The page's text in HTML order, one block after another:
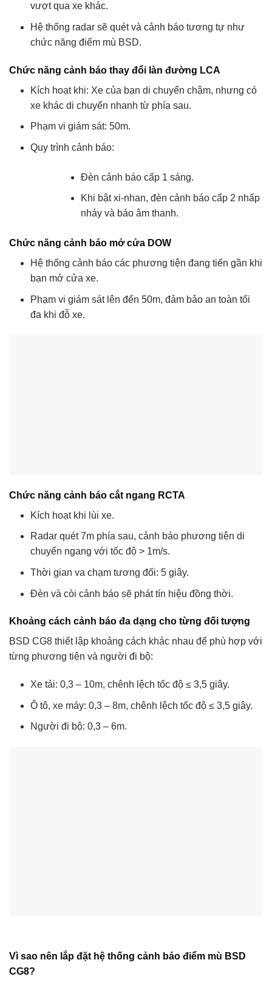
vượt qua xe khác.
Hệ thống radar sẽ quét và cảnh báo tương tự như
chức năng điểm mù BSD.
Chức năng cảnh báo thay đổi làn đường LCA
Kích hoạt khi: Xe của bạn di chuyển chậm, nhưng có
xe khác di chuyển nhanh từ phía sau.
Phạm vi giám sát: 50m.
Quy trình cảnh báo:
Đèn cảnh báo cấp 1 sáng.
Khi bật xi-nhan, đèn cảnh báo cấp 2 nhấp
nháy và báo âm thanh.
Chức năng cảnh báo mở cửa DOW
Hệ thống cảnh báo các phương tiện đang tiến gần khi
bạn mở cửa xe.
Phạm vi giám sát lên đến 50m, đảm bảo an toàn tối
đa khi đỗ xe.
Chức năng cảnh báo cắt ngang RCTA
Kích hoạt khi lùi xe.
Radar quét 7m phía sau, cảnh báo phương tiện di
chuyển ngang với tốc độ > 1m/s.
Thời gian va chạm tương đối: 5 giây.
Đèn và còi cảnh báo sẽ phát tín hiệu đồng thời.
Khoảng cách cảnh báo đa dạng cho từng đối tượng
BSD CG8 thiết lập khoảng cách khác nhau để phù hợp với
từng phương tiện và người đi bộ:
Xe tải: 0,3 – 10m, chênh lệch tốc độ ≤ 3,5 giây.
Ô tô, xe máy: 0,3 – 8m, chênh lệch tốc độ ≤ 3,5 giây.
Người đi bộ: 0,3 – 6m.
Vì sao nên lắp đặt hệ thống cảnh báo điểm mù BSD
CG8?